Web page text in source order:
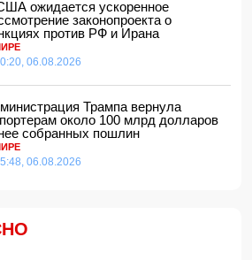
против России
убийства мужа и жены в
отозвали от должности посла
ожидается ускоренное
законопроекта о
против РФ и Ирана
06.08.2026
Трампа вернула
около 100 млрд долларов
собранных пошлин
06.08.2026